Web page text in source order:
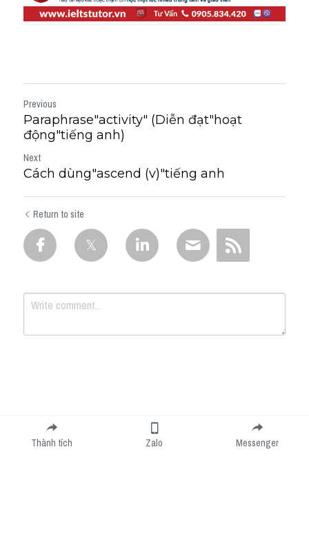
Previous
Paraphrase"activity" (Diễn đạt"hoạt
động"tiếng anh)
Next
Cách dùng"ascend (v)"tiếng anh
Return to site
Submit
Thành tích Zalo Messenger